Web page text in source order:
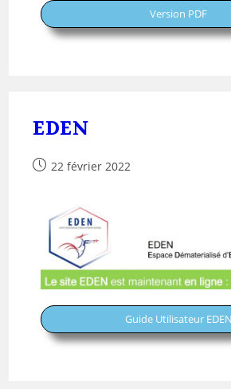
Version PDF
EDEN
22 février 2022
Guide Utilisateur EDEN